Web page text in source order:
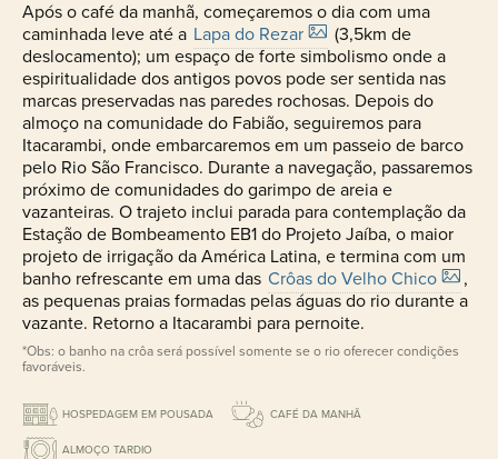
Após o café da manhã, começaremos o dia com uma
caminhada leve até a Lapa do Rezar
(3,5km de
deslocamento); um espaço de forte simbolismo onde a
espiritualidade dos antigos povos pode ser sentida nas
marcas preservadas nas paredes rochosas. Depois do
almoço na comunidade do Fabião, seguiremos para
Itacarambi, onde embarcaremos em um passeio de barco
pelo Rio São Francisco. Durante a navegação, passaremos
próximo de comunidades do garimpo de areia e
vazanteiras. O trajeto inclui parada para contemplação da
Estação de Bombeamento EB1 do Projeto Jaíba, o maior
projeto de irrigação da América Latina, e termina com um
banho refrescante em uma das Crôas do Velho Chico
,
as pequenas praias formadas pelas águas do rio durante a
vazante. Retorno a Itacarambi para pernoite.
*Obs: o banho na crôa será possível somente se o rio oferecer condições
favoráveis.
HOSPEDAGEM EM POUSADA CAFÉ DA MANHÃ
ALMOÇO TARDIO